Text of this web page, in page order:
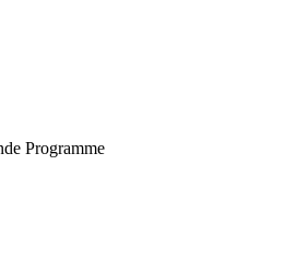
Programme